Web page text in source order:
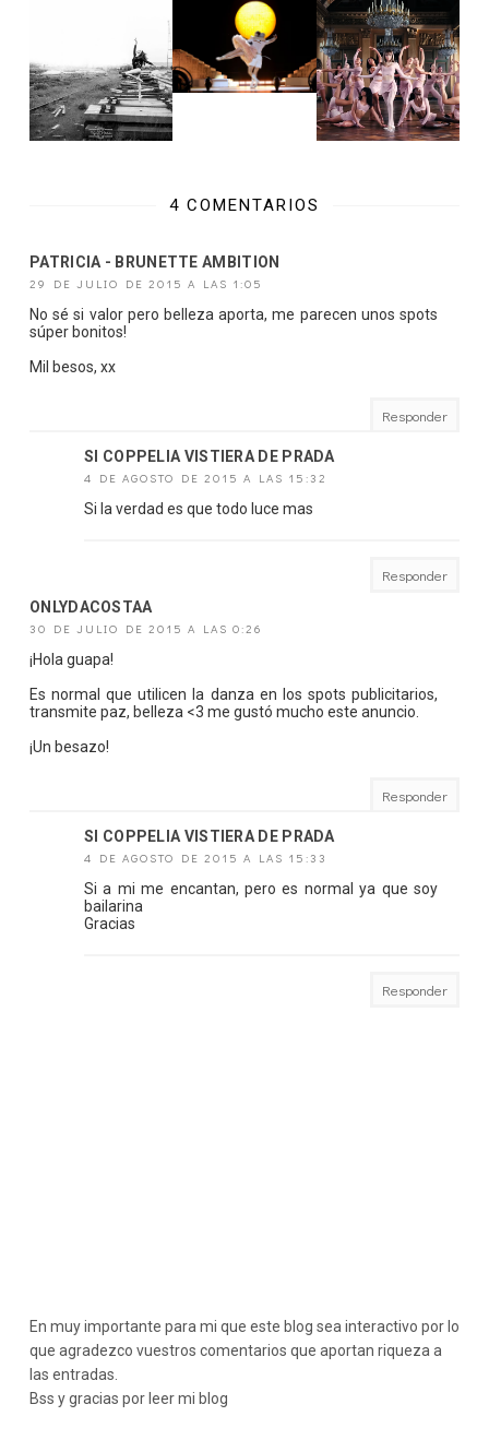
4 COMENTARIOS
PATRICIA - BRUNETTE AMBITION
29 DE JULIO DE 2015 A LAS 1:05
No sé si valor pero belleza aporta, me parecen unos spots
súper bonitos!
Mil besos, xx
Responder
SI COPPELIA VISTIERA DE PRADA
4 DE AGOSTO DE 2015 A LAS 15:32
Si la verdad es que todo luce mas
Responder
ONLYDACOSTAA
30 DE JULIO DE 2015 A LAS 0:26
¡Hola guapa!
Es normal que utilicen la danza en los spots publicitarios,
transmite paz, belleza <3 me gustó mucho este anuncio.
¡Un besazo!
Responder
SI COPPELIA VISTIERA DE PRADA
4 DE AGOSTO DE 2015 A LAS 15:33
Si a mi me encantan, pero es normal ya que soy
bailarina
Gracias
Responder
En muy importante para mi que este blog sea interactivo por lo
que agradezco vuestros comentarios que aportan riqueza a
las entradas.
Bss y gracias por leer mi blog